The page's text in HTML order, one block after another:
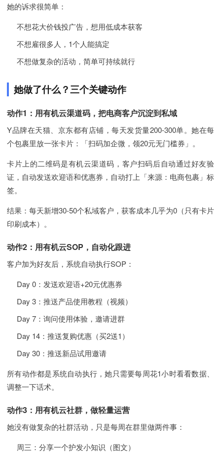
她的诉求很简单：
不想花大价钱投广告，想用低成本获客
不想雇很多人，1个人能搞定
不想做复杂的活动，简单可持续就行
她做了什么？三个关键动作
动作1：用有机云渠道码，把电商客户沉淀到私域
Y品牌在天猫、京东都有店铺，每天发货量200-300单。她在每
个包裹里放一张卡片：「扫码加企微，领20元无门槛券」。
卡片上的二维码是有机云渠道码，客户扫码后自动通过好友验
证，自动发送欢迎语和优惠券，自动打上「来源：电商包裹」标
签。
结果：每天新增30-50个私域客户，获客成本几乎为0（只有卡片
印刷成本）。
动作2：用有机云SOP，自动化跟进
客户加为好友后，系统自动执行SOP：
Day 0：发送欢迎语+20元优惠券
Day 3：推送产品使用教程（视频）
Day 7：询问使用体验，邀请进群
Day 14：推送复购优惠（买2送1）
Day 30：推送新品试用邀请
所有动作都是系统自动执行，她只需要每周花1小时看看数据、
调整一下话术。
动作3：用有机云社群，做轻量运营
她没有做复杂的社群活动，只是每周在群里做两件事：
周三：分享一个护发小知识（图文）